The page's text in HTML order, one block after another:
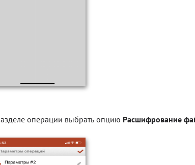
операции выбрать опцию Расшифрование